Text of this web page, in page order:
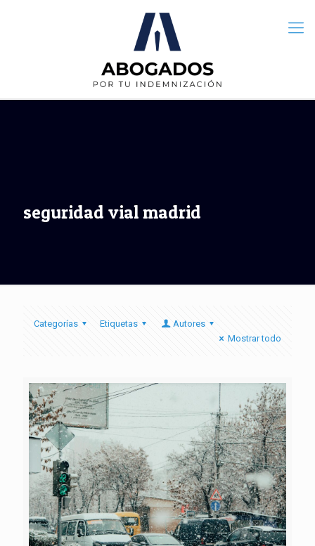
seguridad vial madrid
Categorías Etiquetas
Autores
Mostrar todo